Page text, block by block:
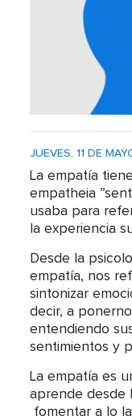
JUEVES, 11 DE
La empatía
empatheia
usaba para
la experiencia
Desde la
empatía, nos
sintonizar
decir, a
entendiendo
sentimientos y
La empatía es
aprende desde
fomentar a lo